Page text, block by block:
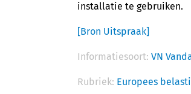
installatie te gebruiken.
[Bron Uitspraak]
Informatiesoort: VN
Rubriek: Europees